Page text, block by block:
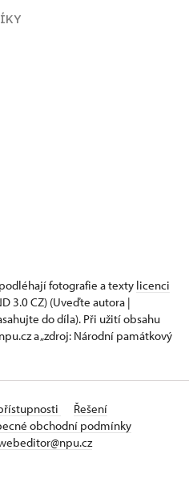
fotografie a texty licenci
3.0 CZ) (Uveďte autora |
do díla). Při užití obsahu
a „zdroj: Národní památkový
Řešení
obchodní podmínky